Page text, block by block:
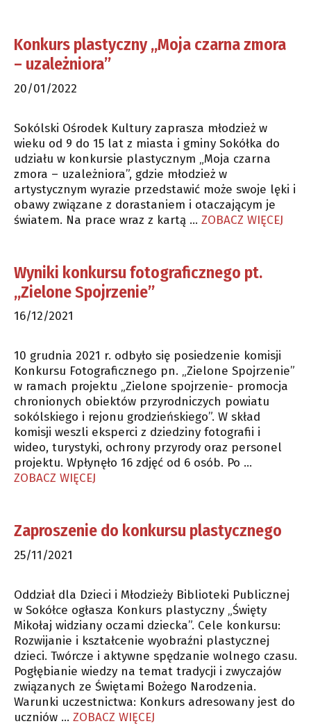
Konkurs plastyczny „Moja czarna zmora
– uzależniora”
20/01/2022
Sokólski Ośrodek Kultury zaprasza młodzież w
wieku od 9 do 15 lat z miasta i gminy Sokółka do
udziału w konkursie plastycznym „Moja czarna
zmora – uzależniora”, gdzie młodzież w
artystycznym wyrazie przedstawić może swoje lęki i
obawy związane z dorastaniem i otaczającym je
światem. Na prace wraz z kartą … ZOBACZ WIĘCEJ
Wyniki konkursu fotograficznego pt.
„Zielone Spojrzenie”
16/12/2021
10 grudnia 2021 r. odbyło się posiedzenie komisji
Konkursu Fotograficznego pn. „Zielone Spojrzenie”
w ramach projektu „Zielone spojrzenie- promocja
chronionych obiektów przyrodniczych powiatu
sokólskiego i rejonu grodzieńskiego”. W skład
komisji weszli eksperci z dziedziny fotografii i
wideo, turystyki, ochrony przyrody oraz personel
projektu. Wpłynęło 16 zdjęć od 6 osób. Po …
ZOBACZ WIĘCEJ
Zaproszenie do konkursu plastycznego
25/11/2021
Oddział dla Dzieci i Młodzieży Biblioteki Publicznej
w Sokółce ogłasza Konkurs plastyczny „Święty
Mikołaj widziany oczami dziecka”. Cele konkursu:
Rozwijanie i kształcenie wyobraźni plastycznej
dzieci. Twórcze i aktywne spędzanie wolnego czasu.
Pogłębianie wiedzy na temat tradycji i zwyczajów
związanych ze Świętami Bożego Narodzenia.
Warunki uczestnictwa: Konkurs adresowany jest do
uczniów … ZOBACZ WIĘCEJ